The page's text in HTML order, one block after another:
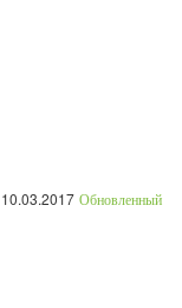
10.03.2017 Обновленный